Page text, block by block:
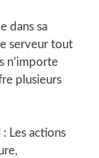
dans sa
serveur tout
n’importe
plusieurs
: Les actions